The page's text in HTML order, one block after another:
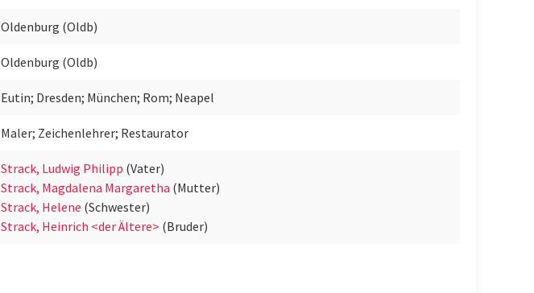
Oldenburg (Oldb)
Oldenburg (Oldb)
Eutin; Dresden; München; Rom; Neapel
Maler; Zeichenlehrer; Restaurator
Strack, Ludwig Philipp (Vater)
Strack, Magdalena Margaretha (Mutter)
Strack, Helene (Schwester)
Strack, Heinrich <der Ältere> (Bruder)